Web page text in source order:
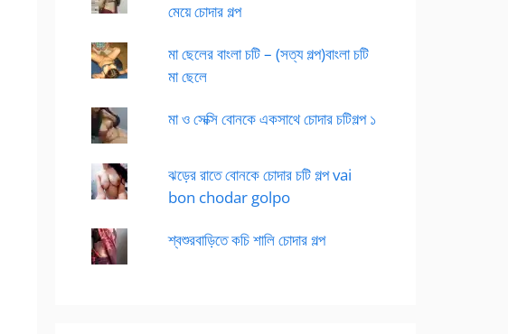
মেয়ে চোদার গল্প
মা ছেলের বাংলা চটি – (সত্য গল্প)বাংলা চটি
মা ছেলে
মা ও সেক্সি বোনকে একসাথে চোদার চটিগল্প ১
ঝড়ের রাতে বোনকে চোদার চটি গল্প vai
bon chodar golpo
শ্বশুরবাড়িতে কচি শালি চোদার গল্প